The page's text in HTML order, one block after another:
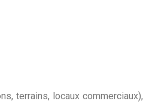
terrains, locaux